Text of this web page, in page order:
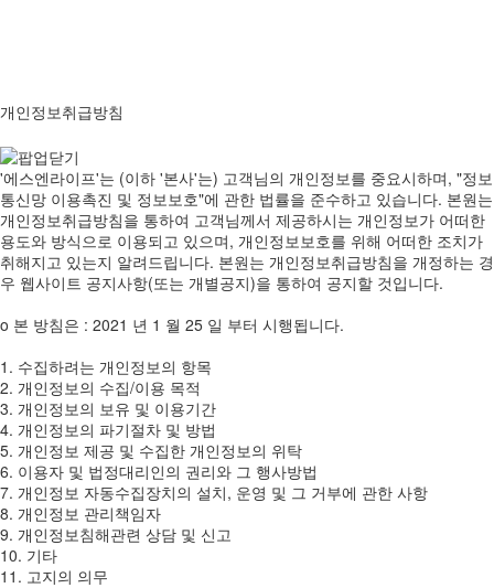
개인정보취급방침
'에스엔라이프'는 (이하 '본사'는) 고객님의 개인정보를 중요시하며, "정보
통신망 이용촉진 및 정보보호"에 관한 법률을 준수하고 있습니다. 본원는
개인정보취급방침을 통하여 고객님께서 제공하시는 개인정보가 어떠한
용도와 방식으로 이용되고 있으며, 개인정보보호를 위해 어떠한 조치가
취해지고 있는지 알려드립니다. 본원는 개인정보취급방침을 개정하는 경
우 웹사이트 공지사항(또는 개별공지)을 통하여 공지할 것입니다.
ο 본 방침은 : 2021 년 1 월 25 일 부터 시행됩니다.
1. 수집하려는 개인정보의 항목
2. 개인정보의 수집/이용 목적
3. 개인정보의 보유 및 이용기간
4. 개인정보의 파기절차 및 방법
5. 개인정보 제공 및 수집한 개인정보의 위탁
6. 이용자 및 법정대리인의 권리와 그 행사방법
7. 개인정보 자동수집장치의 설치, 운영 및 그 거부에 관한 사항
8. 개인정보 관리책임자
9. 개인정보침해관련 상담 및 신고
10. 기타
11. 고지의 의무